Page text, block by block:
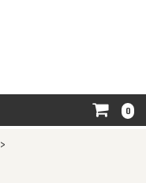
0
>